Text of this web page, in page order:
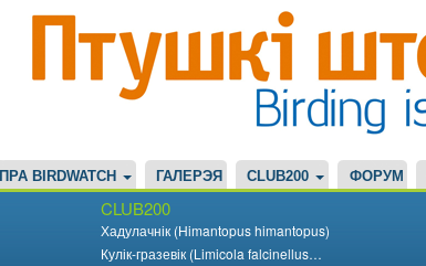
ПРА BIRDWATCH ГАЛЕРЭЯ CLUB200 ФОРУМ
CLUB200
Хадулачнік (Himantopus himantopus)
Кулік-гразевік (Limicola falcinellus…